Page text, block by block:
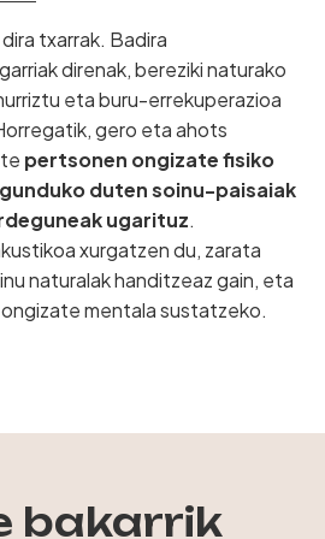
txarrak. Badira
direnak, bereziki naturako
eta buru-errekuperazioa
gero eta ahots
pertsonen ongizate fisiko
duten soinu-paisaiak
ugarituz.
xurgatzen du, zarata
naturalak handitzeaz gain, eta
mentala sustatzeko.
bakarrik